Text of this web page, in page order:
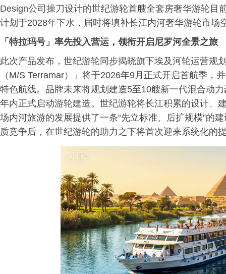
Design公司操刀设计的世纪游轮首艘全套房奢华游轮目
计划于2028年下水，届时将填补长江内河奢华游轮市
「特拉玛号」率先投入营运，领衔开启尼罗河全景之旅
此次产品发布，世纪游轮同步揭晓旗下埃及河轮运营规
（M/S Terramar）」将于2026年9月正式开启首航季，
特色航线。品牌未来将规划建造5至10艘新一代混合动
年内正式启动游轮建造。世纪游轮将长江积累的设计、
场内河旅游的发展提供了一条“先立标准、后扩规模”的
质竞争后，在世纪游轮的助力之下将首次迎来系统化的